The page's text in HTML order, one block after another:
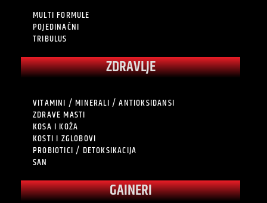
MULTI FORMULE
POJEDINAČNI
TRIBULUS
ZDRAVLJE
VITAMINI / MINERALI / ANTIOKSIDANSI
ZDRAVE MASTI
KOSA I KOŽA
KOSTI I ZGLOBOVI
PROBIOTICI / DETOKSIKACIJA
SAN
GAINERI